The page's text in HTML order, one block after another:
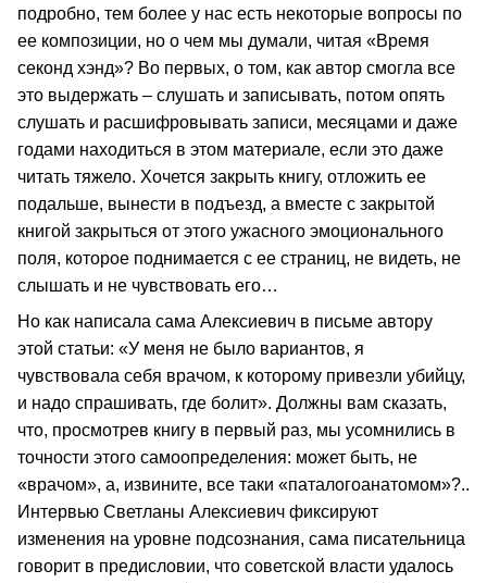
подробно, тем более у нас есть некоторые вопросы по
ее композиции, но о чем мы думали, читая «Время
секонд хэнд»? Во первых, о том, как автор смогла все
это выдержать – слушать и записывать, потом опять
слушать и расшифровывать записи, месяцами и даже
годами находиться в этом материале, если это даже
читать тяжело. Хочется закрыть книгу, отложить ее
подальше, вынести в подъезд, а вместе с закрытой
книгой закрыться от этого ужасного эмоционального
поля, которое поднимается с ее страниц, не видеть, не
слышать и не чувствовать его…
Но как написала сама Алексиевич в письме автору
этой статьи: «У меня не было вариантов, я
чувствовала себя врачом, к которому привезли убийцу,
и надо спрашивать, где болит». Должны вам сказать,
что, просмотрев книгу в первый раз, мы усомнились в
точности этого самоопределения: может быть, не
«врачом», а, извините, все таки «паталогоанатомом»?..
Интервью Светланы Алексиевич фиксируют
изменения на уровне подсознания, сама писательница
говорит в предисловии, что советской власти удалось